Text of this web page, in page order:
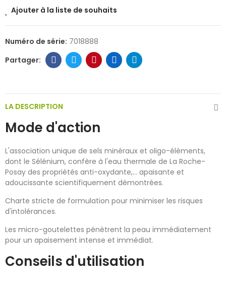
Ajouter à la liste de souhaits
Numéro de série: 7018888
LA DESCRIPTION
Mode d'action
L'association unique de sels minéraux et oligo-éléments,
dont le Sélénium, confère à l'eau thermale de La Roche-
Posay des propriétés anti-oxydante,... apaisante et
adoucissante scientifiquement démontrées.
Charte stricte de formulation pour minimiser les risques
d'intolérances.
Les micro-goutelettes pénètrent la peau immédiatement
pour un apaisement intense et immédiat.
Conseils d'utilisation